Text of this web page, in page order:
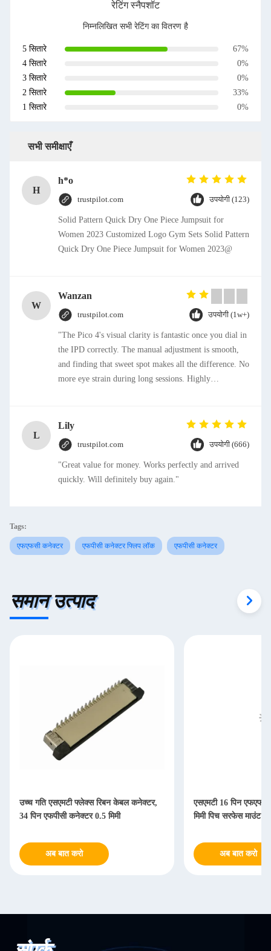
रेटिंग स्नैपशॉट
निम्नलिखित सभी रेटिंग का वितरण है
5 सितारे
67%
4 सितारे
0%
3 सितारे
0%
2 सितारे
33%
1 सितारे
0%
सभी समीक्षाएँ
H
h*o
trustpilot.com उपयोगी (123)
Solid Pattern Quick Dry One Piece Jumpsuit for
Women 2023 Customized Logo Gym Sets Solid Pattern
Quick Dry One Piece Jumpsuit for Women 2023@
W
Wanzan
trustpilot.com उपयोगी (1w+)
"The Pico 4's visual clarity is fantastic once you dial in
the IPD correctly. The manual adjustment is smooth,
and finding that sweet spot makes all the difference. No
more eye strain during long sessions. Highly
IPD correctly. The manual adjustment is smooth, and
finding that sweet spot makes all the difference. No
more eye strain during long sessions. Highly
recommend taking the time to set it up properly!""The
Pico 4's visual clarity is fantastic once you dial in the
recommend taking the time to set it up properly!""The
Pico 4's visual clarity is fantastic once you dial in the
more eye strain during long sessions. Highly r
L
Lily
trustpilot.com उपयोगी (666)
"Great value for money. Works perfectly and arrived
quickly. Will definitely buy again."
Tags:
एफएफसी कनेक्टर एफपीसी कनेक्टर फ्लिप लॉक एफपीसी कनेक्टर
समान उत्पाद
उच्च गति एसएमटी फ्लेक्स रिबन केबल कनेक्टर,
34 पिन एफपीसी कनेक्टर 0.5 मिमी
अब बात करो
एसएमटी 16 पिन
मिमी पिच सरफेस माउंट
अब बात करो